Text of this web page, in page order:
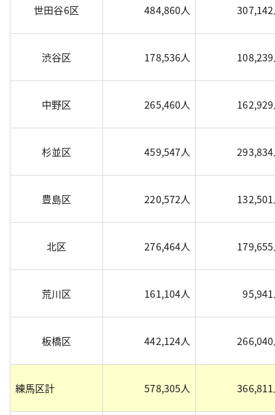
世田谷6区 484,860人
渋谷区 178,536人
中野区 265,460人
杉並区 459,547人
豊島区 220,572人
北区 276,464人
荒川区 161,104人
板橋区 442,124人
練馬区計 578,305人